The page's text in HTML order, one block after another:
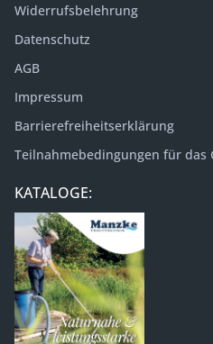
Widerrufsbelehrung
Datenschutz
AGB
Impressum
Barrierefreiheitserklärung
Teilnahmebedingungen für das
KATALOGE: